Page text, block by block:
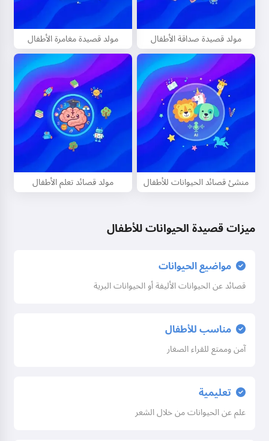
مولد قصيدة صداقة الأطفال مولد قصيدة مغامرة الأطفال
منشئ قصائد الحيوانات للأطفال مولد قصائد تعلم الأطفال
ميزات قصيدة الحيوانات للأطفال
مواضيع الحيوانات
قصائد عن الحيوانات الأليفة أو الحيوانات البرية
مناسب للأطفال
آمن وممتع للقراء الصغار
تعليمية
علم عن الحيوانات من خلال الشعر
مرحباً! أنا Storiko 👋
أروي حكايات سحرية قبل النوم
لأطفالكم 🌟
اقرأ حكاية
ببدء استخدام الخدمة، فإنك توافق على: سياسة
الخصوصية,سياسة استرداد الأموال